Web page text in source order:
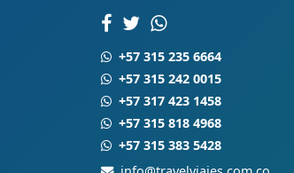
+57 315 235 6664
+57 315 242 0015
+57 317 423 1458
+57 315 818 4968
+57 315 383 5428